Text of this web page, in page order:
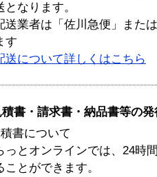
となります。
業者は「佐川急便」また
す
送について詳しくはこちら
積書・請求書・納品書等の
書について
っとオンラインでは、24時
ことができます。